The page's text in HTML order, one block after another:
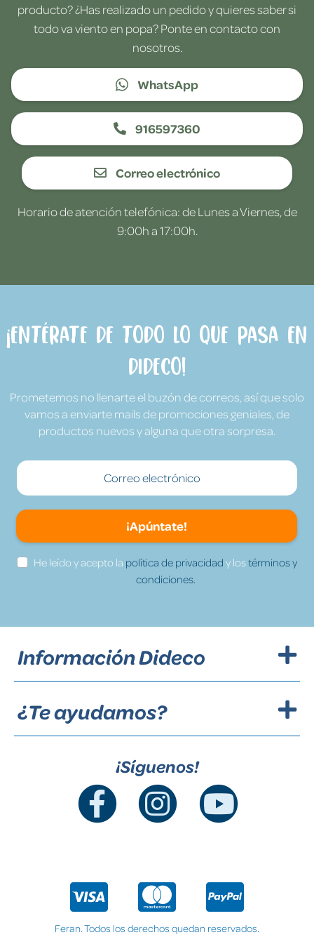
producto? ¿Has realizado un pedido y quieres saber si
todo va viento en popa? Ponte en contacto con
nosotros.
WhatsApp
916597360
Correo electrónico
Horario de atención telefónica: de Lunes a Viernes, de
9:00h a 17:00h.
¡Entérate de todo lo que pasa en
Dideco!
Prometemos no llenarte el buzón de correos, así que solo
vamos a enviarte mails de promociones geniales, de
productos nuevos y alguna que otra sorpresa.
¡Apúntate!
He leído y acepto la política de privacidad y lostérminos y
condiciones.
Información Dideco
¿Te ayudamos?
¡Síguenos!
Feran. Todos los derechos quedan reservados.